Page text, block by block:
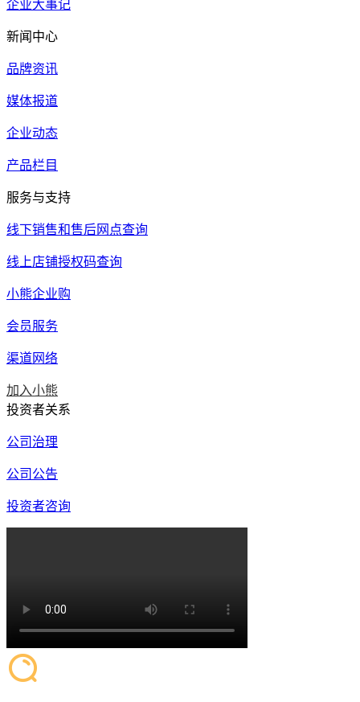
企业大事记
新闻中心
品牌资讯
媒体报道
企业动态
产品栏目
服务与支持
线下销售和售后网点查询
线上店铺授权码查询
小熊企业购
会员服务
渠道网络
加入小熊
投资者关系
公司治理
公司公告
投资者咨询